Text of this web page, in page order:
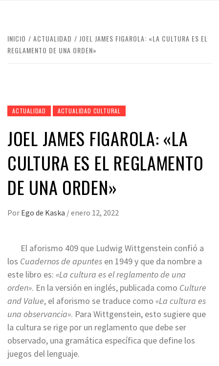
INICIO ACTUALIDAD
JOEL JAMES FIGAROLA: «LA CULTURA ES EL
REGLAMENTO DE UNA ORDEN»
ACTUALIDAD ACTUALIDAD CULTURAL
JOEL JAMES FIGAROLA: «LA
CULTURA ES EL REGLAMENTO
DE UNA ORDEN»
Por Ego de Kaska /enero 12, 2022
El aforismo 409 que Ludwig Wittgenstein confió a
los Cuadernos de apuntes en 1949 y que da nombre a
este libro es: «La cultura es el reglamento de una
orden». En la versión en inglés, publicada como Culture
and Value, el aforismo se traduce como «La cultura es
una observancia». Para Wittgenstein, esto sugiere que
la cultura se rige por un reglamento que debe ser
observado, una gramática específica que define los
juegos del lenguaje.